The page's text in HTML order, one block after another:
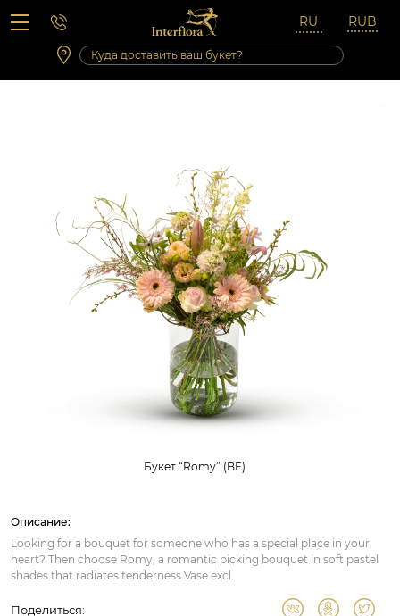
Вопросы-ответы
Сб 10:00 ‐ 14:00
Выходные и праздничные дни
Букет “Romy” (BE)
Описание:
Looking for a bouquet for someone who has a special place in your
heart? Then choose Romy, a romantic picking bouquet in soft pastel
shades that radiates tenderness.Vase excl.
Поделиться: